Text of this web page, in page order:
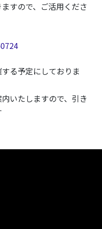
すので、ご活用くださ
る予定にしておりま
いたしますので、引き